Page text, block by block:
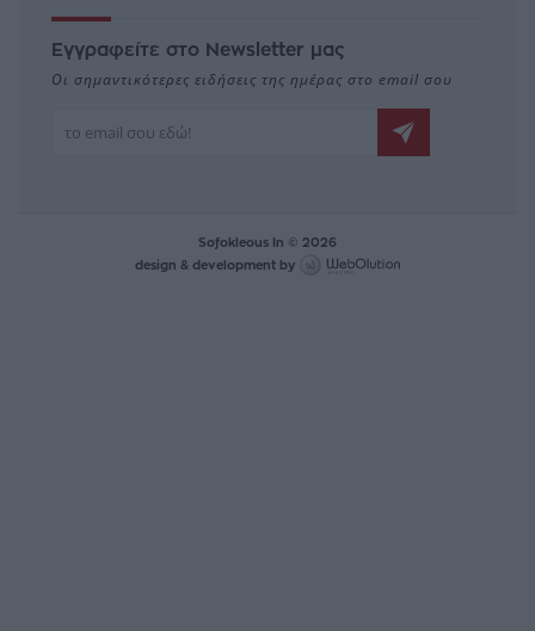
Εγγραφείτε στο Newsletter μας
Οι σημαντικότερες ειδήσεις της ημέρας στο email σου
Sofokleous In © 2026
design & development by